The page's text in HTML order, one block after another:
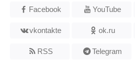
Facebook YouTube
vkontakte ok.ru
RSS Telegram